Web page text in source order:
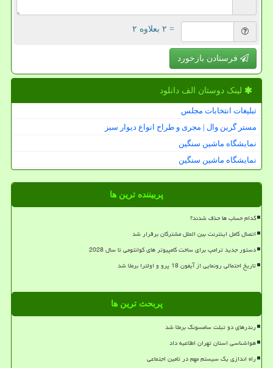
= ۲ بعلاوه ۲
فرستادن بازخورد
لینک دوستان الف دانلود
تبلیغات انتخابات مجلس
مستر گرین وال | مجری و طراح انواع دیوار سبز
نمایشگاه ماشین سنگین
نمایشگاه ماشین سنگین
پربیننده ترین ها
کدام حساب ها حذف شدند؟
اتصال کامل اینترنت بین الملل مشترکان برقرار شد
دستور جدید ترامپ برای ساخت کامپیوتر های کوانتومی تا سال 2028
تاریخ احتمالی رونمایی از آیفون 18 پرو و اولترا برملا شد
پربحث ترین ها
رندرهای دو تبلت سامسونگ برملا شد
هواشناسی استان تهران اطلاعیه داد
راه اندازی یک سیستم مهم در تامین اجتماعی